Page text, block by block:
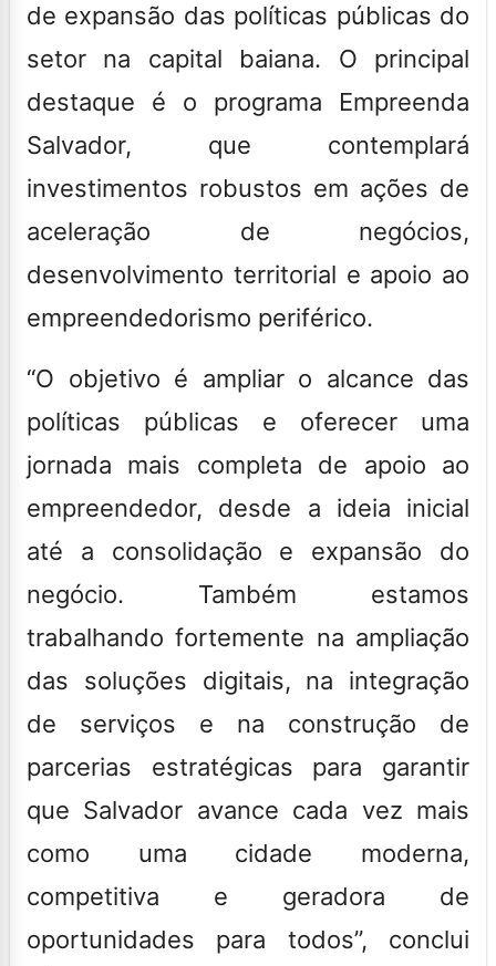
de expansão das políticas públicas do
setor na capital baiana. O principal
destaque é o programa Empreenda
Salvador, que contemplará
investimentos robustos em ações de
aceleração de negócios,
desenvolvimento territorial e apoio ao
empreendedorismo periférico.
“O objetivo é ampliar o alcance das
políticas públicas e oferecer uma
jornada mais completa de apoio ao
empreendedor, desde a ideia inicial
até a consolidação e expansão do
negócio. Também estamos
trabalhando fortemente na ampliação
das soluções digitais, na integração
de serviços e na construção de
parcerias estratégicas para garantir
que Salvador avance cada vez mais
como uma cidade moderna,
competitiva e geradora de
oportunidades para todos”, conclui